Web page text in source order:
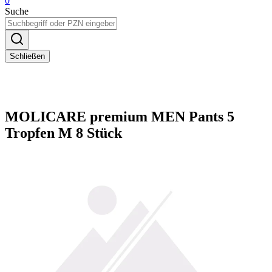
Suche
Schließen
MOLICARE premium MEN Pants 5
Tropfen M 8 Stück